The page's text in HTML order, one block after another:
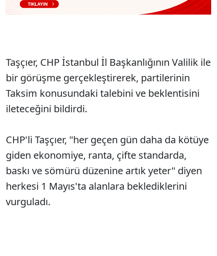
Taşçıer, CHP İstanbul İl Başkanlığının Valilik ile
bir görüşme gerçekleştirerek, partilerinin
Taksim konusundaki talebini ve beklentisini
ileteceğini bildirdi.
CHP'li Taşçıer, "her geçen gün daha da kötüye
giden ekonomiye, ranta, çifte standarda,
baskı ve sömürü düzenine artık yeter" diyen
herkesi 1 Mayıs'ta alanlara beklediklerini
vurguladı.